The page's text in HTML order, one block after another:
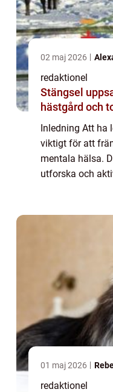
02 maj 2026
redaktionel
Stängsel uppsala trygg
hästgård och
Inledning Att ha
viktigt för att
mentala hälsa.
utforska och
01 maj 2026
redaktionel